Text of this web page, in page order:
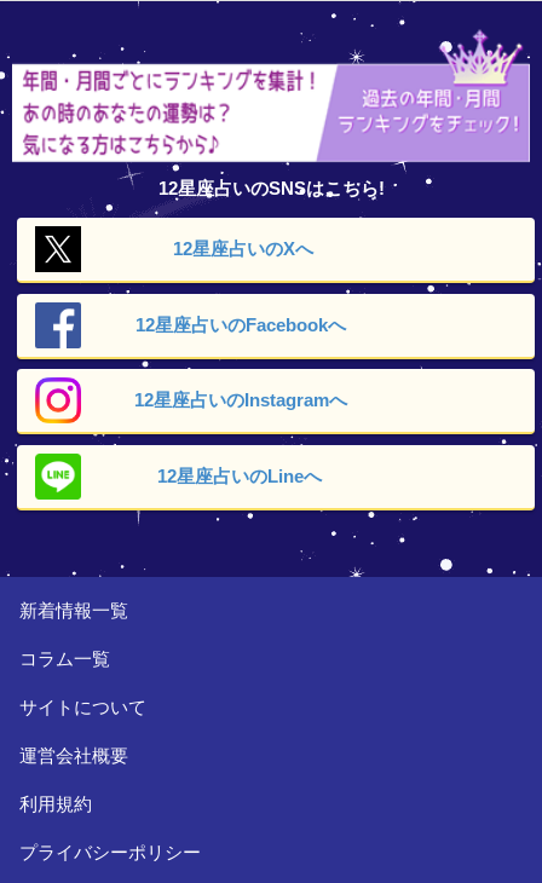
12星座占いのSNSはこちら!
12星座占いのXへ
12星座占いのFacebookへ
12星座占いのInstagramへ
12星座占いのLineへ
新着情報一覧
コラム一覧
サイトについて
運営会社概要
利用規約
プライバシーポリシー